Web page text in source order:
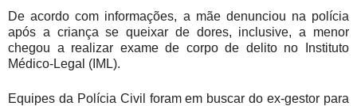
De acordo com informações, a mãe denunciou na polícia
após a criança se queixar de dores, inclusive, a menor
chegou a realizar exame de corpo de delito no Instituto
Médico-Legal (IML).
Equipes da Polícia Civil foram em buscar do ex-gestor para